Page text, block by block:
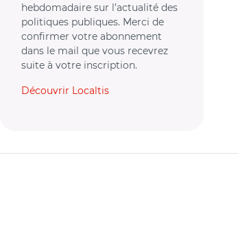
hebdomadaire sur l’actualité des
politiques publiques. Merci de
confirmer votre abonnement
dans le mail que vous recevrez
suite à votre inscription.
Découvrir Localtis